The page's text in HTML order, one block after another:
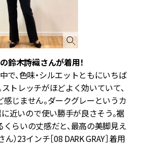
鈴木詩織さんが着用！
で、色味・シルエットともにいちば
トレッチがほどよく効いていて、
じません。ダークグレーというカ
近いので使い勝手が良さそう。裾
らいの丈感だと、最高の美脚見え
ん）23インチ［08 DARK GRAY］着用